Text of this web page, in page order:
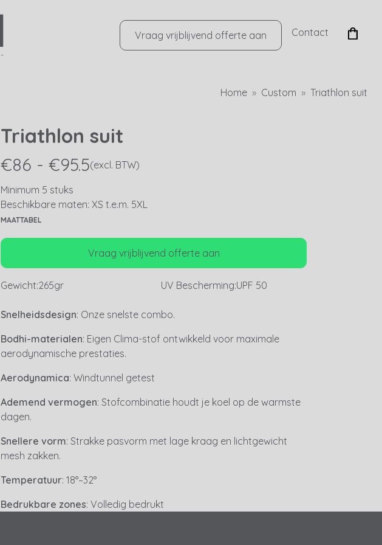
Vraag vrijblijvend offerte aan Contact
Home Custom Triathlon suit
Triathlon suit
€86 - €95.5(excl. BTW)
Minimum 5 stuks
Beschikbare maten: XS t.e.m. 5XL
MAATTABEL
Vraag vrijblijvend offerte aan
Gewicht:265gr UV Bescherming:UPF 50
Snelheidsdesign: Onze snelste combo.
Bodhi-materialen: Eigen Clima-stof ontwikkeld voor maximale
aerodynamische prestaties.
Aerodynamica: Windtunnel getest
Ademend vermogen: Stofcombinatie houdt je koel op de warmste
dagen.
Snellere vorm: Strakke pasvorm met lage kraag en lichtgewicht
mesh zakken.
Temperatuur: 18°–32°
Bedrukbare zones: Volledig bedrukt